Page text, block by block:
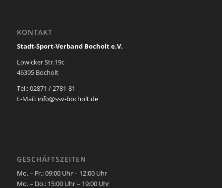
KONTAKT
Stadt-Sport-Verband Bocholt e.V.
Lowicker Str.19c
46395 Bocholt
Tel.: 02871 / 2781-81
E-Mail: info@ssv-bocholt.de
GESCHÄFTSZEITEN
Mo. – Fr.: 09:00 Uhr – 12:00 Uhr
Mo. – Do.: 15:00 Uhr – 19:00 Uhr